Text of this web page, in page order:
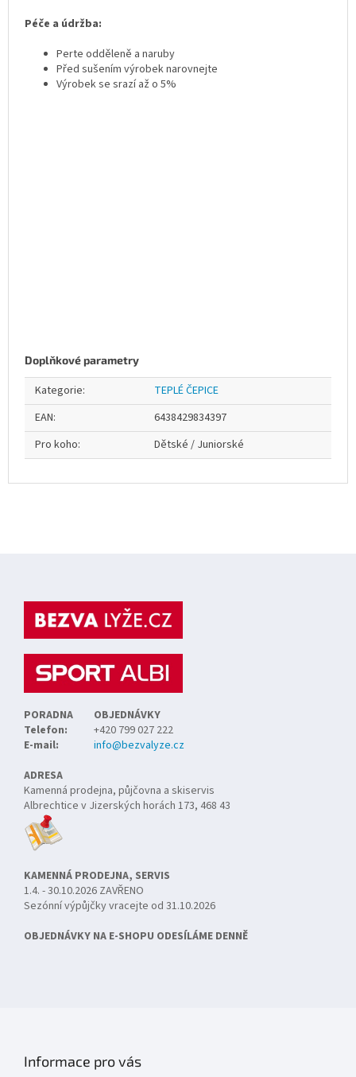
Péče a údržba:
Perte odděleně a naruby
Před sušením výrobek narovnejte
Výrobek se srazí až o 5%
Doplňkové parametry
Kategorie:
TEPLÉ ČEPICE
EAN:
6438429834397
Pro koho: Dětské / Juniorské
PORADNA
OBJEDNÁVKY
Telefon:
+420 799 027 222
E-mail:
info@bezvalyze.cz
ADRESA
Kamenná prodejna, půjčovna a skiservis
Albrechtice v Jizerských horách 173, 468 43
KAMENNÁ PRODEJNA, SERVIS
1.4. - 30.10.2026 ZAVŘENO
Sezónní výpůjčky vracejte od 31.10.2026
OBJEDNÁVKY NA E-SHOPU ODESÍLÁME DENNĚ
Informace pro vás